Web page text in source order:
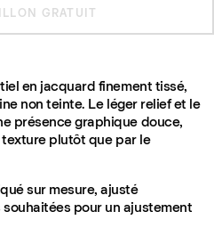
GRATUIT
en jacquard finement tissé,
non teinte. Le léger relief et le
présence graphique douce,
plutôt que par le
sur mesure, ajusté
pour un ajustement